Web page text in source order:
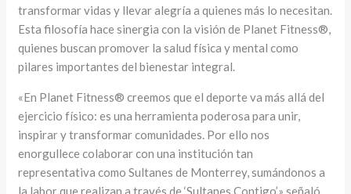
transformar vidas y llevar alegría a quienes más lo necesitan.
Esta filosofía hace sinergia con la visión de Planet Fitness®,
quienes buscan promover la salud física y mental como
pilares importantes del bienestar integral.
«En Planet Fitness® creemos que el deporte va más allá del
ejercicio físico: es una herramienta poderosa para unir,
inspirar y transformar comunidades. Por ello nos
enorgullece colaborar con una institución tan
representativa como Sultanes de Monterrey, sumándonos a
la labor que realizan a través de ‘Sultanes Contigo’,» señaló